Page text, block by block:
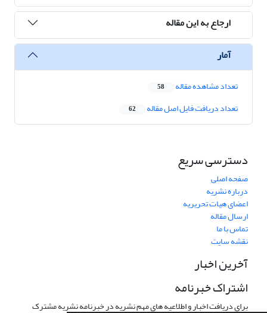
ارجاع به این مقاله
آمار
تعداد مشاهده مقاله 58
تعداد دریافت فایل اصل مقاله 62
دسترسی سریع
صفحه اصلی
درباره نشریه
اعضای هیات تحریریه
ارسال مقاله
تماس با ما
نقشه سایت
آخرین اخبار
اشتراک خبرنامه
برای دریافت اخبار و اطلاعیه های مهم نشریه در خبرنامه نشریه مشترک